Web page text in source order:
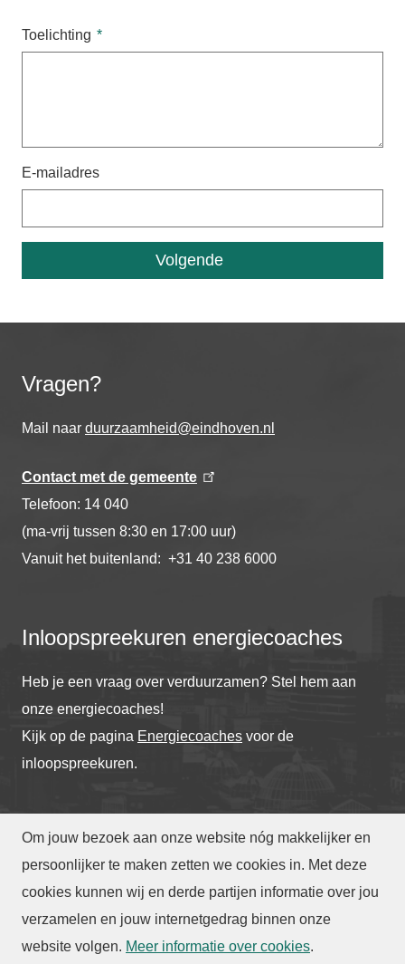
Om jouw bezoek aan onze website nóg makkelijker en
persoonlijker te maken zetten we cookies in. Met deze
cookies kunnen wij en derde partijen informatie over jou
verzamelen en jouw internetgedrag binnen onze
website volgen. Meer informatie over cookies.
Toelichting
E-mailadres
Vragen?
Mail naar duurzaamheid@eindhoven.nl
Contact met de gemeente
Telefoon: 14 040
(ma-vrij tussen 8:30 en 17:00 uur)
Vanuit het buitenland: +31 40 238 6000
Inloopspreekuren energiecoaches
Heb je een vraag over verduurzamen? Stel hem aan
onze energiecoaches!
Kijk op de pagina Energiecoaches voor de
inloopspreekuren.
© Gemeente Eindhoven2026
Toegankelijkheid |Privacy |Webarchief